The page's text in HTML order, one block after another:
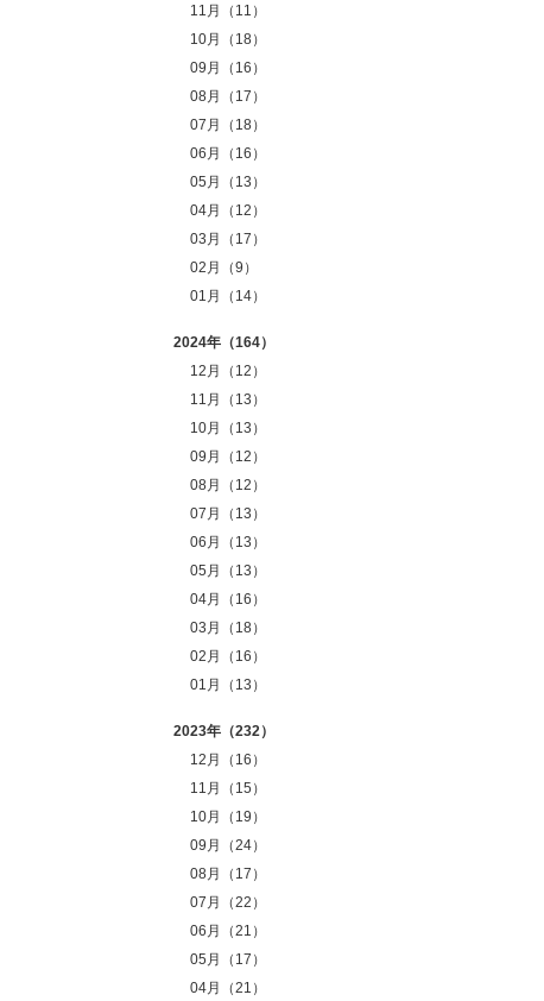
11月（11）
10月（18）
09月（16）
08月（17）
07月（18）
06月（16）
05月（13）
04月（12）
03月（17）
02月（9）
01月（14）
2024年（164）
12月（12）
11月（13）
10月（13）
09月（12）
08月（12）
07月（13）
06月（13）
05月（13）
04月（16）
03月（18）
02月（16）
01月（13）
2023年（232）
12月（16）
11月（15）
10月（19）
09月（24）
08月（17）
07月（22）
06月（21）
05月（17）
04月（21）